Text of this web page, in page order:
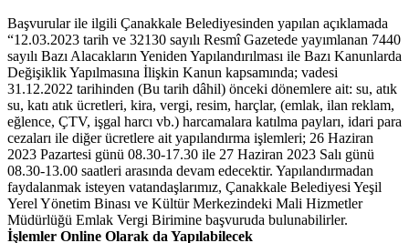
Başvurular ile ilgili Çanakkale Belediyesinden yapılan açıklamada
“12.03.2023 tarih ve 32130 sayılı Resmî Gazetede yayımlanan 7440
sayılı Bazı Alacakların Yeniden Yapılandırılması ile Bazı Kanunlarda
Değişiklik Yapılmasına İlişkin Kanun kapsamında; vadesi
31.12.2022 tarihinden (Bu tarih dâhil) önceki dönemlere ait: su, atık
su, katı atık ücretleri, kira, vergi, resim, harçlar, (emlak, ilan reklam,
eğlence, ÇTV, işgal harcı vb.) harcamalara katılma payları, idari para
cezaları ile diğer ücretlere ait yapılandırma işlemleri; 26 Haziran
2023 Pazartesi günü 08.30-17.30 ile 27 Haziran 2023 Salı günü
08.30-13.00 saatleri arasında devam edecektir. Yapılandırmadan
faydalanmak isteyen vatandaşlarımız, Çanakkale Belediyesi Yeşil
Yerel Yönetim Binası ve Kültür Merkezindeki Mali Hizmetler
Müdürlüğü Emlak Vergi Birimine başvuruda bulunabilirler.
İşlemler Online Olarak da Yapılabilecek